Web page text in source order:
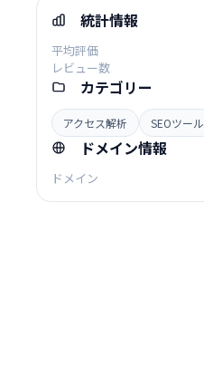
統計情報
平均評価
レビュー数
カテゴリー
アクセス解析 SEOツール
ドメイン情報
ドメイン